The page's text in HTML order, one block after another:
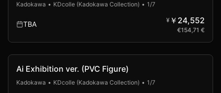
Kadokawa • KDcolle (Kadokawa Collection) • 1/7
TBA ¥ ￥24,552
€154,71 €
Ai Exhibition ver. (PVC Figure)
Kadokawa • KDcolle (Kadokawa Collection) • 1/7